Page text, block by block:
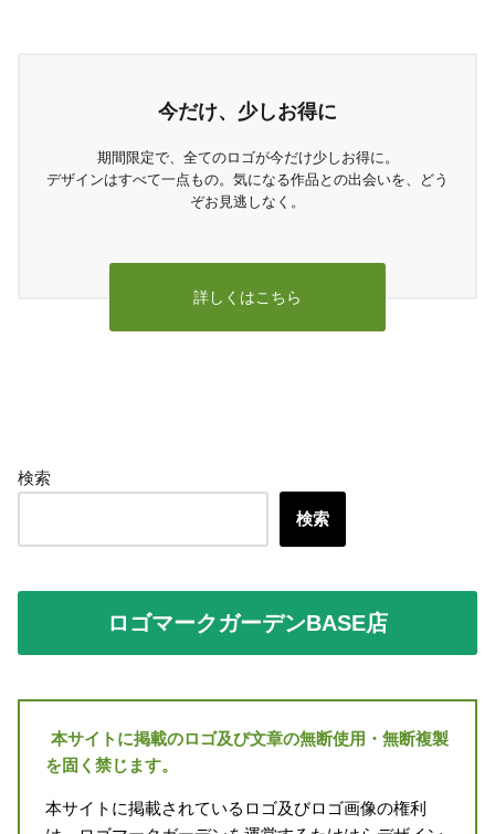
今だけ、少しお得に
期間限定で、全てのロゴが今だけ少しお得に。
デザインはすべて一点もの。気になる作品との出会いを、どう
ぞお見逃しなく。
詳しくはこちら
検索
検索
ロゴマークガーデンBASE店
本サイトに掲載のロゴ及び文章の無断使用・無断複製
を固く禁じます。
本サイトに掲載されているロゴ及びロゴ画像の権利